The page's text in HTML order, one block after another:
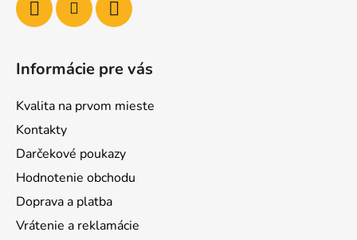
Informácie pre vás
Kvalita na prvom mieste
Kontakty
Darčekové poukazy
Hodnotenie obchodu
Doprava a platba
Vrátenie a reklamácie